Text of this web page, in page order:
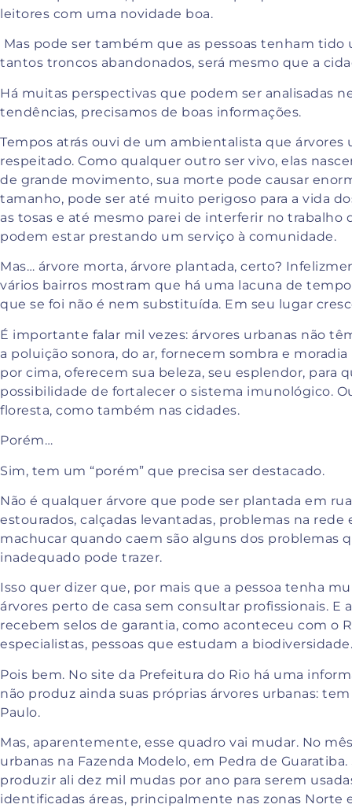
leitores com uma novidade boa.
Mas pode ser também que as pessoas tenham
tantos troncos abandonados, será mesmo que a
Há muitas perspectivas que podem ser analisadas
tendências, precisamos de boas informações.
Tempos atrás ouvi de um ambientalista que
respeitado. Como qualquer outro ser vivo, elas
de grande movimento, sua morte pode causar
tamanho, pode ser até muito perigoso para a vida
as tosas e até mesmo parei de interferir no trabalho
podem estar prestando um serviço à comunidade.
Mas… árvore morta, árvore plantada, certo?
vários bairros mostram que há uma lacuna de
que se foi não é nem substituída. Em seu lugar
É importante falar mil vezes: árvores urbanas não
a poluição sonora, do ar, fornecem sombra e
por cima, oferecem sua beleza, seu esplendor, para
possibilidade de fortalecer o sistema imunológico.
floresta, como também nas cidades.
Porém…
Sim, tem um “porém” que precisa ser destacado.
Não é qualquer árvore que pode ser plantada em
estourados, calçadas levantadas, problemas na
machucar quando caem são alguns dos problemas
inadequado pode trazer.
Isso quer dizer que, por mais que a pessoa tenha
árvores perto de casa sem consultar profissionais. E
recebem selos de garantia, como aconteceu com o
especialistas, pessoas que estudam a biodiversidade.
Pois bem. No site da Prefeitura do Rio há uma
não produz ainda suas próprias árvores urbanas:
Paulo.
Mas, aparentemente, esse quadro vai mudar. No
urbanas na Fazenda Modelo, em Pedra de
produzir ali dez mil mudas por ano para serem
identificadas áreas, principalmente nas zonas